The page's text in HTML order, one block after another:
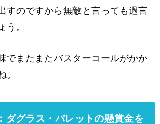
すのですから無敵と言っても過言
う。
でまたまたバスターコールがかか
。
ダグラス・バレットの懸賞金を